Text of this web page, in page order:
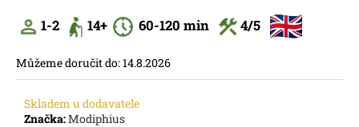
1-2 14+ 60-120 min 4/5
Můžeme doručit do:14.8.2026
Skladem u dodavatele
Značka:Modiphius
HLEDAT
o
p
o